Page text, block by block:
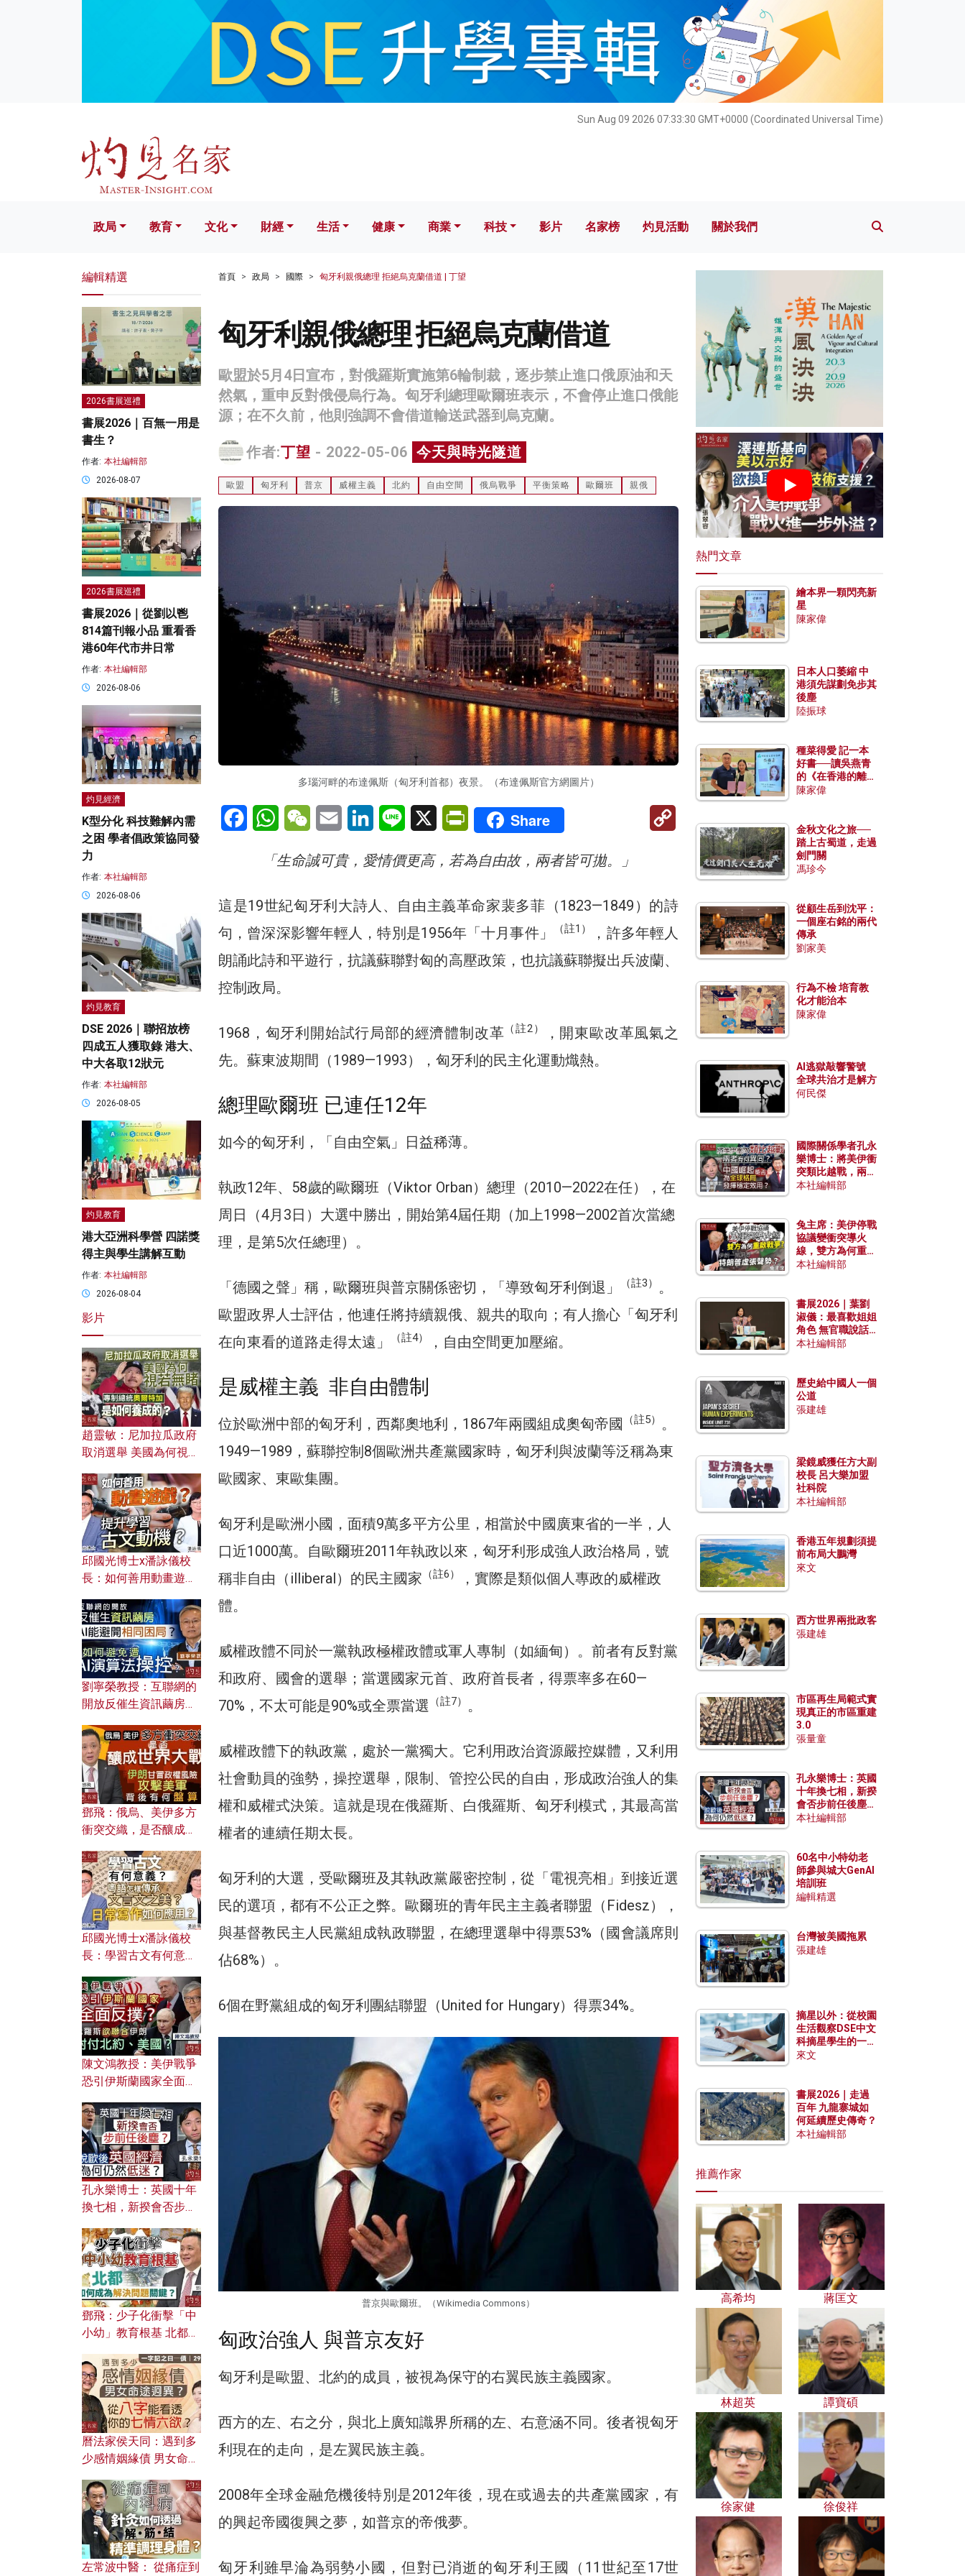
Sun Aug 09 2026 07:33:32 GMT+0000 (Coordinated Universal Time)
文化 財經 生活 健康 科技 影片 名家榜 灼見活動 關於我們
政局 教育 文化 財經 生活 健康 商業 科技 影片 名家榜 灼見活動 關於我們
首頁 政局 國際 匈牙利親俄總理 拒絕烏克蘭借道 | 丁望
匈牙利親俄總理 拒絕烏克蘭借道
歐盟於5月4日宣布，對俄羅斯實施第6輪制裁，逐步禁止進口俄原油和天
然氣，重申反對俄侵烏行為。匈牙利總理歐爾班表示，不會停止進口俄能
源；在不久前，他則強調不會借道輸送武器到烏克蘭。
作者:丁望 - 2022-05-06 今天與時光隧道
歐盟 匈牙利 普京 威權主義 北約 自由空間 俄烏戰爭 平衡策略 歐爾班 親俄
多瑙河畔的布達佩斯（匈牙利首都）夜景。（布達佩斯官方網圖片）
FacebookWhatsAppWeChatEmail LinkedInLine X PrintFriendly
Share
「生命誠可貴，愛情價更高，若為自由故，兩者皆可拋。」
這是19世紀匈牙利大詩人、自由主義革命家裴多菲（1823—1849）的詩
句，曾深深影響年輕人，特別是1956年「十月事件」
（註1）
，許多年輕人
朗誦此詩和平遊行，抗議蘇聯對匈的高壓政策，也抗議蘇聯擬出兵波蘭、
控制政局。
1968，匈牙利開始試行局部的經濟體制改革 （註2）
，開東歐改革風氣之
先。蘇東波期間（1989—1993），匈牙利的民主化運動熾熱。
總理歐爾班 已連任12年
如今的匈牙利，「自由空氣」日益稀薄。
執政12年、58歲的歐爾班（Viktor Orban）總理（2010—2022在任），在
周日（4月3日）大選中勝出，開始第4屆任期（加上1998—2002首次當總
理，是第5次任總理）。
「德國之聲」稱，歐爾班與普京關係密切，「導致匈牙利倒退」 （註3）
。
歐盟政界人士評估，他連任將持續親俄、親共的取向；有人擔心「匈牙利
在向東看的道路走得太遠」
（註4） ，自由空間更加壓縮。
是威權主義 非自由體制
位於歐洲中部的匈牙利，西鄰奧地利，1867年兩國組成奧匈帝國 （註5）
。
1949—1989，蘇聯控制8個歐洲共產黨國家時，匈牙利與波蘭等泛稱為東
歐國家、東歐集團。
匈牙利是歐洲小國，面積9萬多平方公里，相當於中國廣東省的一半，人
口近1000萬。自歐爾班2011年執政以來，匈牙利形成強人政治格局，號
稱非自由（illiberal）的民主國家 （註6）
，實際是類似個人專政的威權政
體。
威權政體不同於一黨執政極權政體或軍人專制（如緬甸）。前者有反對黨
和政府、國會的選舉；當選國家元首、政府首長者，得票率多在60—
70%，不太可能是90%或全票當選
（註7） 。
威權政體下的執政黨，處於一黨獨大。它利用政治資源嚴控媒體，又利用
社會動員的強勢，操控選舉，限制、管控公民的自由，形成政治強人的集
權和威權式決策。這就是現在俄羅斯、白俄羅斯、匈牙利模式，其最高當
權者的連續任期太長。
匈牙利的大選，受歐爾班及其執政黨嚴密控制，從「電視亮相」到接近選
民的選項，都有不公正之弊。歐爾班的青年民主主義者聯盟（Fidesz），
與基督教民主人民黨組成執政聯盟，在總理選舉中得票53%（國會議席則
佔68%）。
6個在野黨組成的匈牙利團結聯盟（United for Hungary）得票34%。
普京與歐爾班。（Wikimedia Commons）
匈政治強人 與普京友好
匈牙利是歐盟、北約的成員，被視為保守的右翼民族主義國家。
西方的左、右之分，與北上廣知識界所稱的左、右意涵不同。後者視匈牙
利現在的走向，是左翼民族主義。
2008年全球金融危機後特別是2012年後，現在或過去的共產黨國家，有
的興起帝國復興之夢，如普京的帝俄夢。
匈牙利雖早淪為弱勢小國，但對已消逝的匈牙利王國（11世紀至17世
編輯精選
2026書展巡禮
書展2026｜百無一用是
書生？
作者: 本社編輯部
2026-08-07
2026書展巡禮
書展2026｜從劉以鬯
814篇刊報小品 重看香
港60年代市井日常
作者: 本社編輯部
2026-08-06
灼見經濟
K型分化 科技難解內需
之困 學者倡政策協同發
力
作者: 本社編輯部
2026-08-06
灼見教育
DSE 2026｜聯招放榜
四成五人獲取錄 港大、
中大各取12狀元
作者: 本社編輯部
2026-08-05
灼見教育
港大亞洲科學營 四諾獎
得主與學生講解互動
作者: 本社編輯部
2026-08-04
影片
趙靈敏：尼加拉瓜政府
取消選舉 美國為何視若
加是如何養成的？
邱國光博士x潘詠儀校
長：如何善用動畫遊戲
劉寧榮教授：互聯網的
開放反催生資訊繭房，
何避免遭AI演算法操
控？
鄧飛：俄烏、美伊多方
衝突交織，是否釀成世
風險攻擊美軍，背後有
何盤算？
邱國光博士x潘詠儀校
長：學習古文有何意
文之美？ 日常寫作如何
應用？
陳文鴻教授：美伊戰爭
恐引伊斯蘭國家全面反
對付北約美國？
孔永樂博士：英國十年
換七相，新揆會否步前
濟為何仍然低迷？
鄧飛：少子化衝擊「中
小幼」教育根基 北都如
曆法家侯天同：遇到多
少感情姻緣債 男女命途
的七情六欲？
左常波中醫： 從痛症到
熱門文章
繪本界一顆閃亮新
星
陳家偉
日本人口萎縮 中
港須先謀劃免步其
後塵
陸振球
種菜得愛 記一本
好書──讀吳燕青
的《在香港的離島
種菜》
陳家偉
金秋文化之旅──
踏上古蜀道，走過
劍門關
馮珍今
從顧生岳到沈平：
一個座右銘的兩代
傳承
劉家美
行為不檢 培育教
化才能治本
陳家偉
AI逃獄敲響警號
全球共治才是解方
何民傑
國際關係學者孔永
樂博士：將美伊衝
突類比越戰，兩者
有何異同？中國崛
本社編輯部
兔主席：美伊停戰
協議變衝突導火
線，雙方為何重啟
戰爭？伊朗一早洞
本社編輯部
書展2026｜葉劉
淑儀：最喜歡姐姐
角色 無官職說話
包袱少
本社編輯部
歷史給中國人一個
公道
張建雄
梁鏡威獲任方大副
校長 呂大樂加盟
社科院
本社編輯部
香港五年規劃須提
前布局大鵬灣
來文
西方世界兩批政客
張建雄
市區再生局範式實
現真正的市區重建
3.0
張量童
孔永樂博士：英國
十年換七相，新揆
會否步前任後塵？
脫歐後英國經濟為
本社編輯部
60名中小特幼老
師參與城大GenAI
培訓班
編輯精選
台灣被美國拖累
張建雄
摘星以外：從校園
生活觀察DSE中文
科摘星學生的一點
特質
來文
書展2026｜走過
百年 九龍寨城如
何延續歷史傳奇？
本社編輯部
推薦作家
高希均 蔣匡文
林超英 譚寶碩
徐家健 徐俊祥